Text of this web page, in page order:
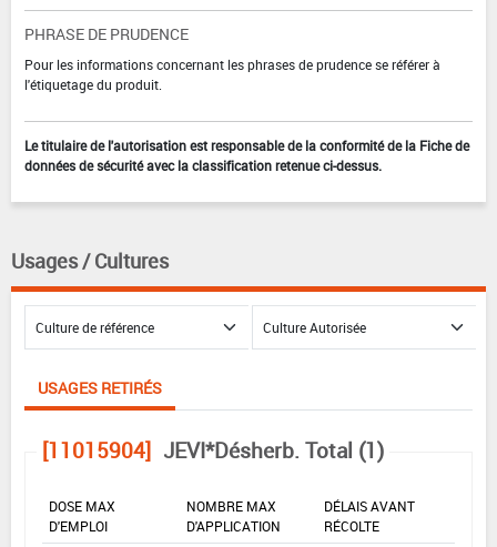
PHRASE DE PRUDENCE
Pour les informations concernant les phrases de prudence se référer à
l'étiquetage du produit.
Le titulaire de l'autorisation est responsable de la conformité de la Fiche de
données de sécurité avec la classification retenue ci-dessus.
Usages / Cultures
USAGES RETIRÉS
[11015904] JEVI*Désherb. Total (1)
DOSE MAX
D'EMPLOI
NOMBRE MAX
D'APPLICATION
DÉLAIS AVANT
RÉCOLTE